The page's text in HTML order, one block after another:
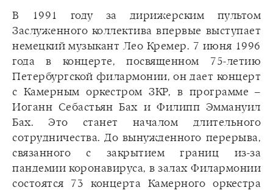
В 1991 году за дирижерским пультом
Заслуженного коллектива впервые выступает
немецкий музыкант Лео Кремер. 7 июня 1996
года в концерте, посвященном 75-летию
Петербургской филармонии, он дает концерт
с Камерным оркестром ЗКР, в программе –
Иоганн Себастьян Бах и Филипп Эммануил
Бах. Это станет началом длительного
сотрудничества. До вынужденного перерыва,
связанного с закрытием границ из-за
пандемии коронавируса, в залах Филармонии
состоятся 73 концерта Камерного оркестра